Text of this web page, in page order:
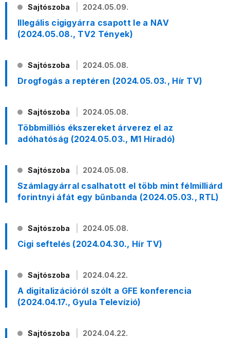
Sajtószoba 2024.05.09.
Illegális cigigyárra csapott le a NAV
(2024.05.08., TV2 Tények)
Sajtószoba 2024.05.08.
Drogfogás a reptéren (2024.05.03., Hír TV)
Sajtószoba 2024.05.08.
Többmilliós ékszereket árverez el az
adóhatóság (2024.05.03., M1 Híradó)
Sajtószoba 2024.05.08.
Számlagyárral csalhatott el több mint félmilliárd
forintnyi áfát egy bűnbanda (2024.05.03., RTL)
Sajtószoba 2024.05.08.
Cigi seftelés (2024.04.30., Hír TV)
Sajtószoba 2024.04.22.
A digitalizációról szólt a GFE konferencia
(2024.04.17., Gyula Televízió)
Sajtószoba 2024.04.22.